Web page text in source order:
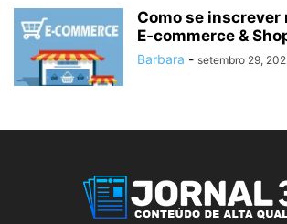
Como se inscrever
E‑commerce &
Barbara - setembro 29,